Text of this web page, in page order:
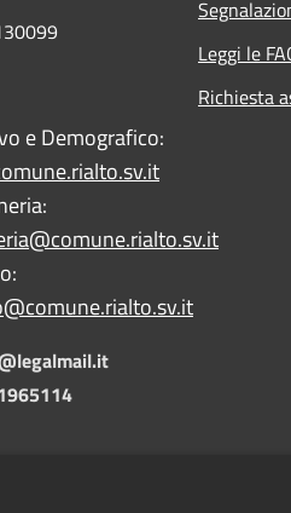
e Demografico:
Leggi le
Richiesta